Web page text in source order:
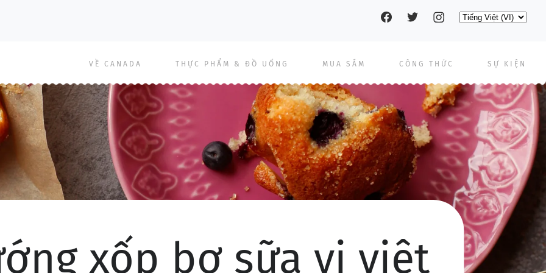
Social
pages
Select
Main
navigation
VỀ CANADA THỰC PHẨM & ĐỒ UỐNG MUA SẮM CÔNG THỨC SỰ KIỆN
xốp bơ sữa vị việt